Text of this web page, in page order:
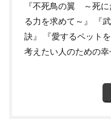
『不死鳥の翼 ～死
る力を求めて～』 『
訣』 『愛するペット
考えたい人のための幸